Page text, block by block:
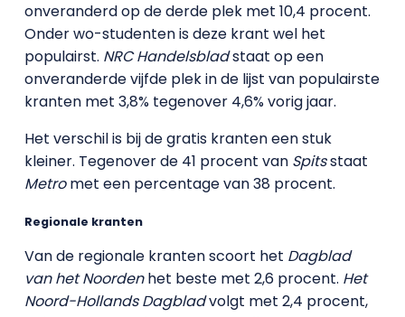
onveranderd op de derde plek met 10,4 procent.
Onder wo-studenten is deze krant wel het
populairst. NRC Handelsbladstaat op een
onveranderde vijfde plek in de lijst van populairste
kranten met 3,8% tegenover 4,6% vorig jaar.
Het verschil is bij de gratis kranten een stuk
kleiner. Tegenover de 41 procent van Spitsstaat
Metromet een percentage van 38 procent.
Regionale kranten
Van de regionale kranten scoort het Dagblad
van het Noordenhet beste met 2,6 procent. Het
Noord-Hollands Dagbladvolgt met 2,4 procent,